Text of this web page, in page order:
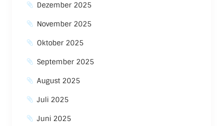
Dezember 2025
November 2025
Oktober 2025
September 2025
August 2025
Juli 2025
Juni 2025